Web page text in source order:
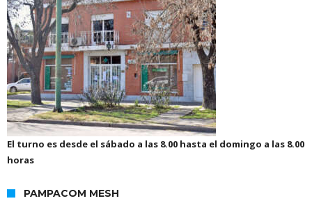
El turno es desde el sábado a las 8.00 hasta el domingo a las 8.00
horas
PAMPACOM MESH